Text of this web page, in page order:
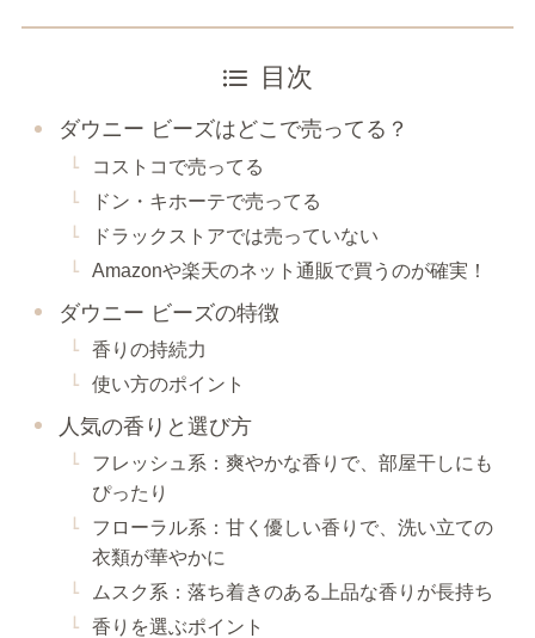
目次
ダウニー ビーズはどこで売ってる？
コストコで売ってる
ドン・キホーテで売ってる
ドラックストアでは売っていない
Amazonや楽天のネット通販で買うのが確実！
ダウニー ビーズの特徴
香りの持続力
使い方のポイント
人気の香りと選び方
フレッシュ系：爽やかな香りで、部屋干しにも
ぴったり
フローラル系：甘く優しい香りで、洗い立ての
衣類が華やかに
ムスク系：落ち着きのある上品な香りが長持ち
香りを選ぶポイント